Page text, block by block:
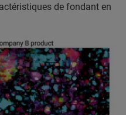
de fondant en